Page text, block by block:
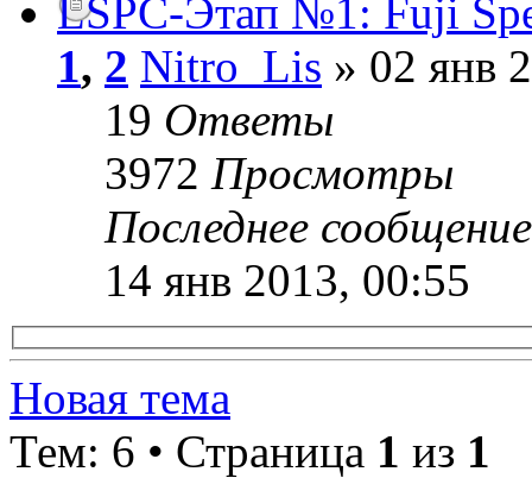
LSPC-Этап №1: Fuji
1, 2 Nitro_Lis » 02 янв
19 Ответы
3972 Просмотры
Последнее
14 янв 2013, 00:55
Новая тема
Тем: 6 • Страница 1 из 1